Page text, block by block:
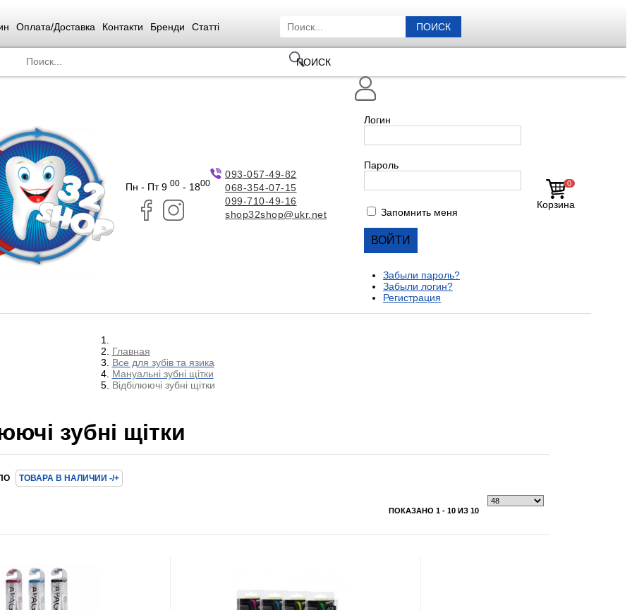
Оплата/Доставка Контакти Бренди Статті ПОИСК
ПОИСК
Пн - Пт 9 00 - 1800
093-057-49-82
068-354-07-15
099-710-49-16
shop32shop@ukr.net
0
Корзина
Логин
Пароль
Запомнить меня
Забыли пароль?
Забыли логин?
Регистрация
Главная
Все для зубів та язика
Мануальні зубні щітки
Відбілюючі зубні щітки
зубні щітки
ТОВАРА В НАЛИЧИИ -/+
ПОКАЗАНО 1 - 10 ИЗ 10